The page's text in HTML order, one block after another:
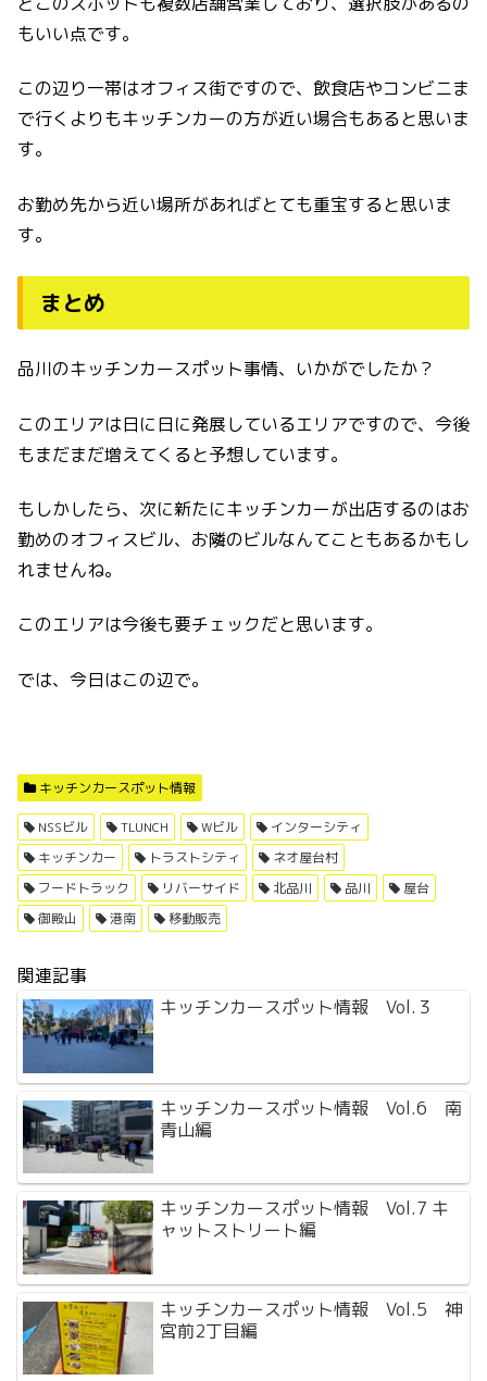
もいい点です。
この辺り一帯はオフィス街ですので、飲食店やコンビニま
で行くよりもキッチンカーの方が近い場合もあると思いま
す。
お勤め先から近い場所があればとても重宝すると思いま
す。
まとめ
品川のキッチンカースポット事情、いかがでしたか？
このエリアは日に日に発展しているエリアですので、今後
もまだまだ増えてくると予想しています。
もしかしたら、次に新たにキッチンカーが出店するのはお
勤めのオフィスビル、お隣のビルなんてこともあるかもし
れませんね。
このエリアは今後も要チェックだと思います。
では、今日はこの辺で。
キッチンカースポット情報
NSSビル TLUNCH Wビル
インターシティ
キッチンカー
トラストシティ
ネオ屋台村
フードトラック
リバーサイド 北品川 品川
屋台
御殿山
港南 移動販売
関連記事
キッチンカースポット情報 Vol.３
キッチンカースポット情報 Vol.6 南
青山編
キッチンカースポット情報 Vol.7 キ
ャットストリート編
キッチンカースポット情報 Vol.5 神
宮前2丁目編